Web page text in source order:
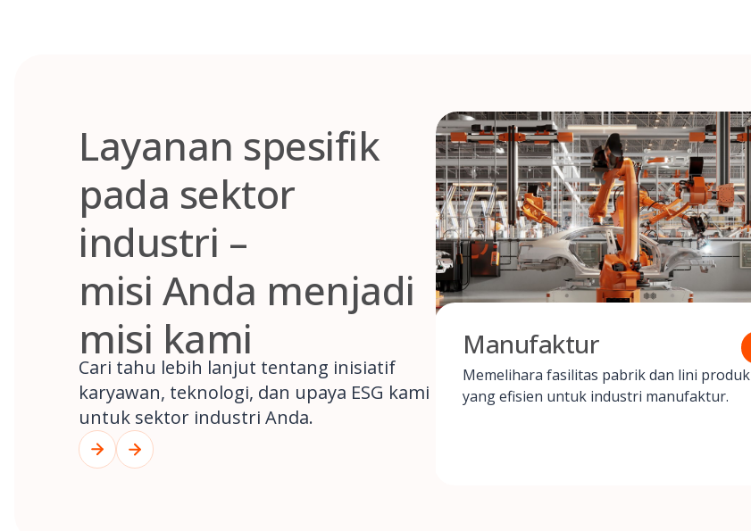
Layanan spesifik
pada sektor
industri –
misi Anda menjadi
misi kami
Cari tahu lebih lanjut tentang inisiatif
karyawan, teknologi, dan upaya ESG kami
untuk sektor industri Anda.
Manufaktur
Memelihara fasilitas pabrik dan lini produk
yang efisien untuk industri manufaktur.